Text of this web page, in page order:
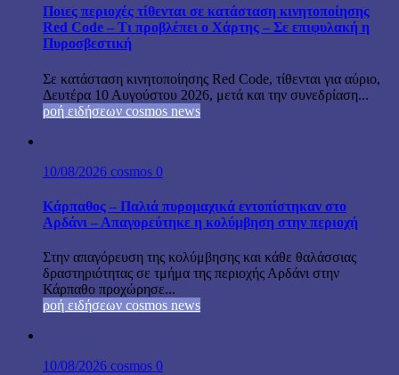
Ποιες περιοχές τίθενται σε κατάσταση κινητοποίησης
Red Code – Τι προβλέπει ο Χάρτης – Σε επιφυλακή η
Πυροσβεστική
Σε κατάσταση κινητοποίησης Red Code, τίθενται για αύριο,
Δευτέρα 10 Αυγούστου 2026, μετά και την συνεδρίαση...
ροή ειδήσεων cosmos news
10/08/2026 cosmos 0
Κάρπαθος – Παλιά πυρομαχικά εντοπίστηκαν στο
Αρδάνι – Απαγορεύτηκε η κολύμβηση στην περιοχή
Στην απαγόρευση της κολύμβησης και κάθε θαλάσσιας
δραστηριότητας σε τμήμα της περιοχής Αρδάνι στην
Κάρπαθο προχώρησε...
ροή ειδήσεων cosmos news
10/08/2026 cosmos 0